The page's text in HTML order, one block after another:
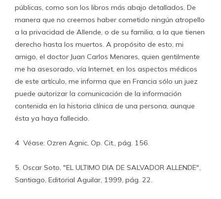
públicas, como son los libros más abajo detallados. De
manera que no creemos haber cometido ningún atropello
a la privacidad de Allende, o de su familia, a la que tienen
derecho hasta los muertos. A propósito de esto, mi
amigo, el doctor Juan Carlos Menares, quien gentilmente
me ha asesorado, vía Internet, en los aspectos médicos
de este artículo, me informa que en Francia sólo un juez
puede autorizar la comunicación de la información
contenida en la historia clínica de una persona, aunque
ésta ya haya fallecido.
4 Véase: Ozren Agnic, Op. Cit., pág. 156.
5. Oscar Soto, "EL ULTIMO DIA DE SALVADOR ALLENDE",
Santiago, Editorial Aguilar, 1999, pág. 22.